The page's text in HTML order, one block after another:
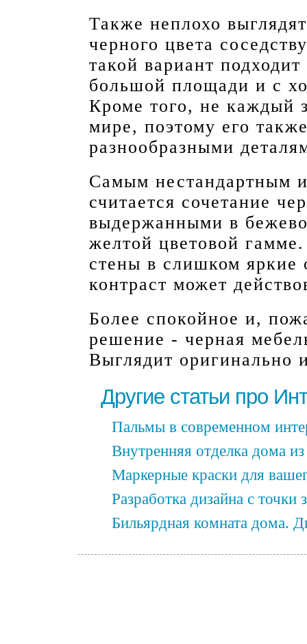
Также неплохо
черного цвета
такой вариант
большой площади и с
Кроме того, не каждый
мире, поэтому его
разнообразными
Самым нестандартным
считается сочетание
выдержанными в
желтой цветовой
стены в слишком яркие
контраст может
Более спокойное и,
решение - черная
Выглядит оригинально
Другие статьи про
Пальмы в современном
Внутренняя отделка дома
Маркерные краски для
Разработка дизайна с точки
Бильярдная комната дома.